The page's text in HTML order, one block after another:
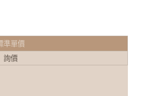
準單價
詢價